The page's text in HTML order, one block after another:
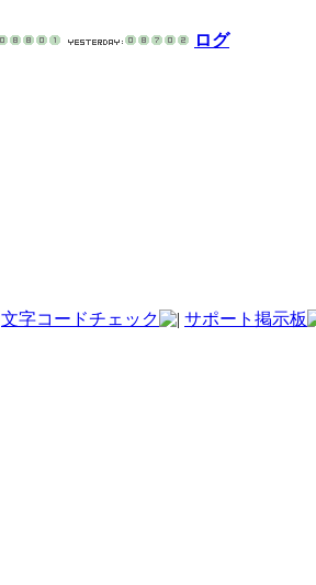
ログ
文字コードチェック サポート掲示板